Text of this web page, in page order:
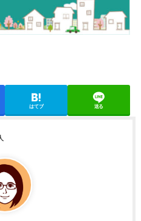
はてブ 送る